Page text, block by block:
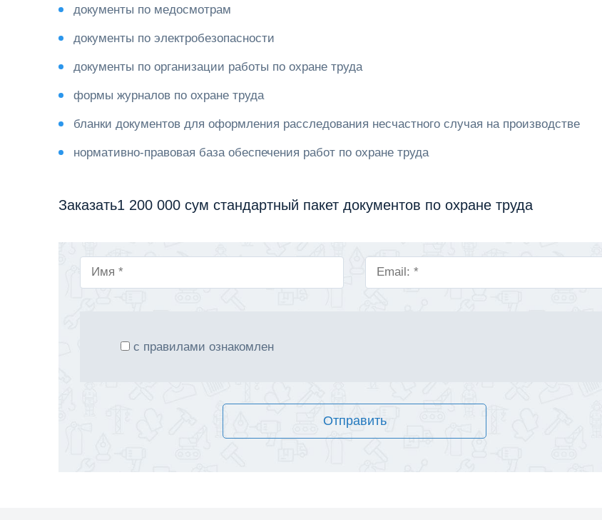
документы по медосмотрам
документы по электробезопасности
документы по организации работы по охране труда
формы журналов по охране труда
бланки документов для оформления расследования несчастного случая на производстве
нормативно-правовая база обеспечения работ по охране труда
Заказать1 200 000 сум стандартный пакет документов по охране труда
с правилами ознакомлен
Отправить